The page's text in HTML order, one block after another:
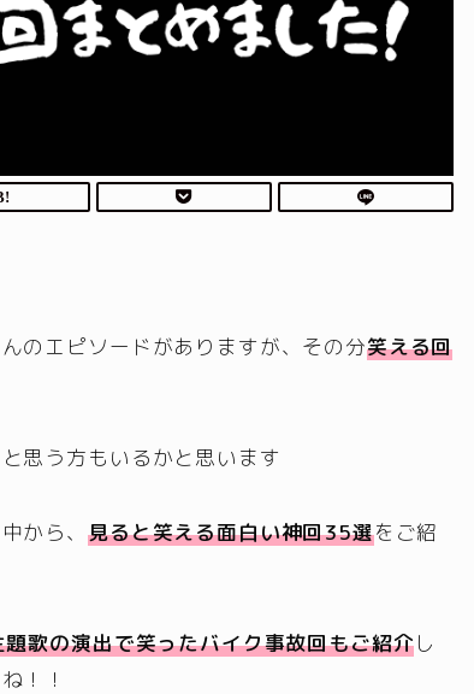
のエピソードがありますが、その分笑える回
と思う方もいるかと思います
から、見ると笑える面白い神回35選をご紹
歌の演出で笑ったバイク事故回もご紹介し
！！